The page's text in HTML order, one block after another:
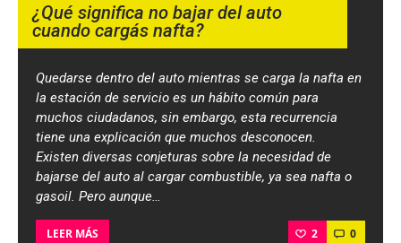
¿Qué significa no bajar del auto
cuando cargás nafta?
Quedarse dentro del auto mientras se carga la nafta en
la estación de servicio es un hábito común para
muchos ciudadanos, sin embargo, esta recurrencia
tiene una explicación que muchos desconocen.
Existen diversas conjeturas sobre la necesidad de
bajarse del auto al cargar combustible, ya sea nafta o
gasoil. Pero aunque…
LEER MÁS 2 0